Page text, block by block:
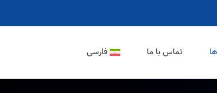
تماس با ما فارسی